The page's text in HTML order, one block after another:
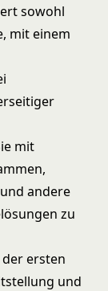
sowohl
mit einem
mit
andere
zu
ersten
und